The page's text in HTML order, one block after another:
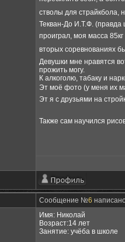
стволы для страйкбола,
Текван-До И.Т.Ф. (правда
проиграл, моя масса 85кг
вторых соревнованиях
Девушки мне нравятся
прожить могу.
К алкоголю, табаку и
Эт моё фото (у меня их
Эт я с друзьями на
Также сам научился
Сообщение №6
Имя: Николай
Возраст:14 лет
Занятие: учёба в школе